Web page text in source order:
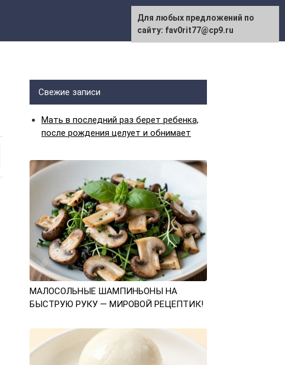
Свежие записи
Мать в последний раз берет ребенка,
после рождения целует и обнимает
МАЛОСОЛЬНЫЕ ШАМПИНЬОНЫ НА
БЫСТРУЮ РУКУ — МИРОВОЙ РЕЦЕПТИК!
Для любых предложений по
сайту: fav0rit77@cp9.ru